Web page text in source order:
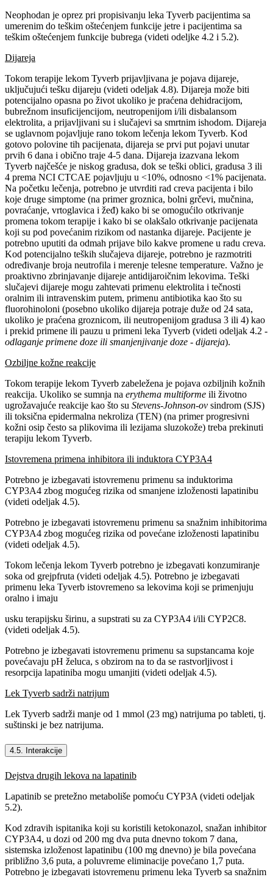
Neophodan je oprez pri propisivanju leka Tyverb pacijentima sa
umerenim do teškim oštećenjem funkcije jetre i pacijentima sa
teškim oštećenjem funkcije bubrega (videti odeljke 4.2 i 5.2).
Dijareja
Tokom terapije lekom Tyverb prijavljivana je pojava dijareje,
uključujući tešku dijareju (videti odeljak 4.8). Dijareja može biti
potencijalno opasna po život ukoliko je praćena dehidracijom,
bubrežnom insuficijencijom, neutropenijom i/ili disbalansom
elektrolita, a prijavljivani su i slučajevi sa smrtnim ishodom. Dijareja
se uglavnom pojavljuje rano tokom lečenja lekom Tyverb. Kod
gotovo polovine tih pacijenata, dijareja se prvi put pojavi unutar
prvih 6 dana i obično traje 4-5 dana. Dijareja izazvana lekom
Tyverb najčešće je niskog gradusa, dok se teški oblici, gradusa 3 ili
4 prema NCI CTCAE pojavljuju u <10%, odnosno <1% pacijenata.
Na početku lečenja, potrebno je utvrditi rad creva pacijenta i bilo
koje druge simptome (na primer groznica, bolni grčevi, mučnina,
povraćanje, vrtoglavica i žeđ) kako bi se omogućilo otkrivanje
promena tokom terapije i kako bi se olakšalo otkrivanje pacijenata
koji su pod povećanim rizikom od nastanka dijareje. Pacijente je
potrebno uputiti da odmah prijave bilo kakve promene u radu creva.
Kod potencijalno teških slučajeva dijareje, potrebno je razmotriti
određivanje broja neutrofila i merenje telesne temperature. Važno je
proaktivno zbrinjavanje dijareje antidijaroičnim lekovima. Teški
slučajevi dijareje mogu zahtevati primenu elektrolita i tečnosti
oralnim ili intravenskim putem, primenu antibiotika kao što su
fluorohinoloni (posebno ukoliko dijareja potraje duže od 24 sata,
ukoliko je praćena groznicom, ili neutropenijom gradusa 3 ili 4) kao
i prekid primene ili pauzu u primeni leka Tyverb (videti odeljak 4.2 -
odlaganje primene doze ili smanjenjivanje doze - dijareja).
Ozbiljne kožne reakcije
Tokom terapije lekom Tyverb zabeležena je pojava ozbiljnih kožnih
reakcija. Ukoliko se sumnja na erythema multiforme ili životno
ugrožavajuće reakcije kao što su Stevens-Johnson-ov sindrom (SJS)
ili toksična epidermalna nekroliza (TEN) (na primer progresivni
kožni osip često sa plikovima ili lezijama sluzokože) treba prekinuti
terapiju lekom Tyverb.
Istovremena primena inhibitora ili induktora CYP3A4
Potrebno je izbegavati istovremenu primenu sa induktorima
CYP3A4 zbog mogućeg rizika od smanjene izloženosti lapatinibu
(videti odeljak 4.5).
Potrebno je izbegavati istovremenu primenu sa snažnim inhibitorima
CYP3A4 zbog mogućeg rizika od povećane izloženosti lapatinibu
(videti odeljak 4.5).
Tokom lečenja lekom Tyverb potrebno je izbegavati konzumiranje
soka od grejpfruta (videti odeljak 4.5). Potrebno je izbegavati
primenu leka Tyverb istovremeno sa lekovima koji se primenjuju
oralno i imaju
usku terapijsku širinu, a supstrati su za CYP3A4 i/ili CYP2C8.
(videti odeljak 4.5).
Potrebno je izbegavati istovremenu primenu sa supstancama koje
povećavaju pH želuca, s obzirom na to da se rastvorljivost i
resorpcija lapatiniba mogu umanjiti (videti odeljak 4.5).
Lek Tyverb sadrži natrijum
Lek Tyverb sadrži manje od 1 mmol (23 mg) natrijuma po tableti, tj.
suštinski je bez natrijuma.
4.5. Interakcije
Dejstva drugih lekova na lapatinib
Lapatinib se pretežno metaboliše pomoću CYP3A (videti odeljak
5.2).
Kod zdravih ispitanika koji su koristili ketokonazol, snažan inhibitor
CYP3A4, u dozi od 200 mg dva puta dnevno tokom 7 dana,
sistemska izloženost lapatinibu (100 mg dnevno) je bila povećana
približno 3,6 puta, a poluvreme eliminacije povećano 1,7 puta.
Potrebno je izbegavati istovremenu primenu leka Tyverb sa snažnim